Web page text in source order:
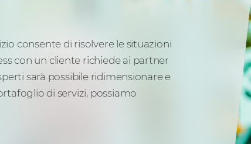
consente di risolvere le situazioni
con un cliente richiede ai partner
sarà possibile ridimensionare e
di servizi, possiamo